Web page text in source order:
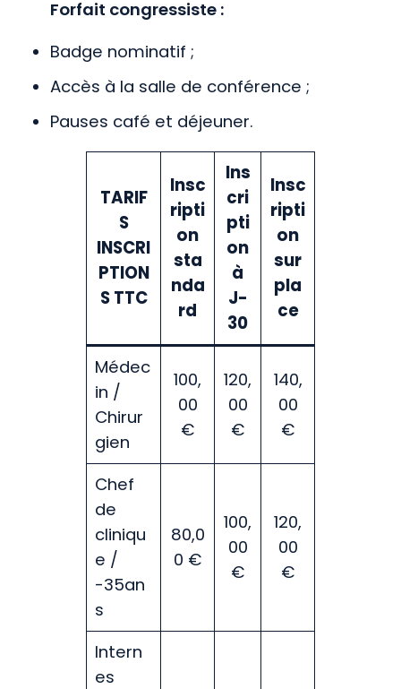
Forfait congressiste :
Badge nominatif ;
Accès à la salle de conférence ;
Pauses café et déjeuner.
TARIF
S
INSCRI
PTION
S TTC
Insc
ripti
on
sta
nda
rd
Ins
cri
pti
on
à
J-
30
Insc
ripti
on
sur
pla
ce
Médec
in /
Chirur
gien
100,
00
€
120,
00
€
140,
00
€
Chef
de
cliniqu
e /
-35an
s
80,0
0 €
100,
00
€
120,
00
€
Intern
es